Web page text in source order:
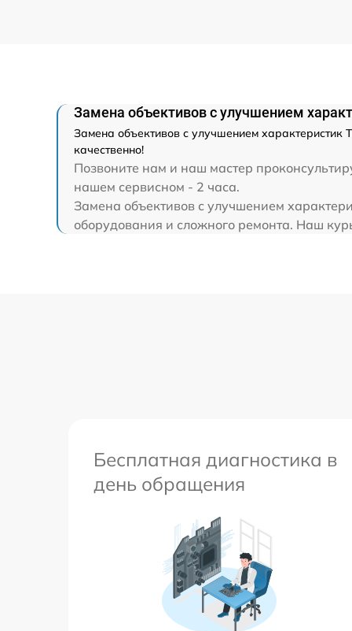
Замена объективов с улучшением
Замена объективов с улучшением
качественно!
Позвоните нам и наш мастер
нашем сервисном - 2 часа.
Замена объективов с улучшением
оборудования и сложного ремонта. Наш
Бесплатная диагностика в
день обращения